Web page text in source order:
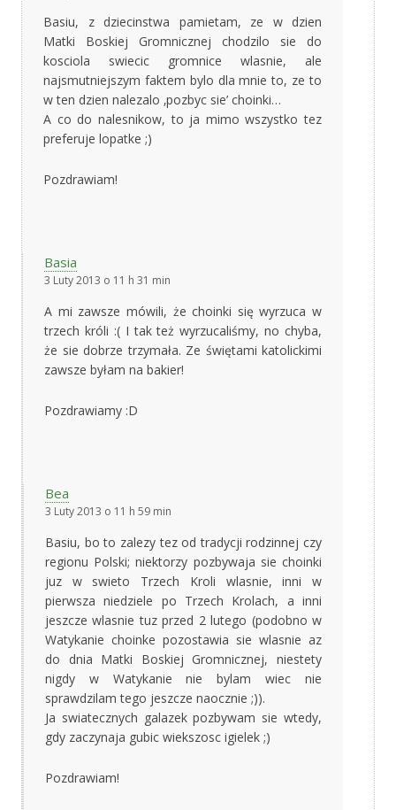
Basiu, z dziecinstwa pamietam, ze w dzien
Matki Boskiej Gromnicznej chodzilo sie do
kosciola swiecic gromnice wlasnie, ale
najsmutniejszym faktem bylo dla mnie to, ze to
w ten dzien nalezalo ‚pozbyc sie’ choinki…
A co do nalesnikow, to ja mimo wszystko tez
preferuje lopatke ;)
Pozdrawiam!
Basia
3 Luty 2013 o 11 h 31 min
A mi zawsze mówili, że choinki się wyrzuca w
trzech króli :( I tak też wyrzucaliśmy, no chyba,
że sie dobrze trzymała. Ze świętami katolickimi
zawsze byłam na bakier!
Pozdrawiamy :D
Bea
3 Luty 2013 o 11 h 59 min
Basiu, bo to zalezy tez od tradycji rodzinnej czy
regionu Polski; niektorzy pozbywaja sie choinki
juz w swieto Trzech Kroli wlasnie, inni w
pierwsza niedziele po Trzech Krolach, a inni
jeszcze wlasnie tuz przed 2 lutego (podobno w
Watykanie choinke pozostawia sie wlasnie az
do dnia Matki Boskiej Gromnicznej, niestety
nigdy w Watykanie nie bylam wiec nie
sprawdzilam tego jeszcze naocznie ;)).
Ja swiatecznych galazek pozbywam sie wtedy,
gdy zaczynaja gubic wiekszosc igielek ;)
Pozdrawiam!